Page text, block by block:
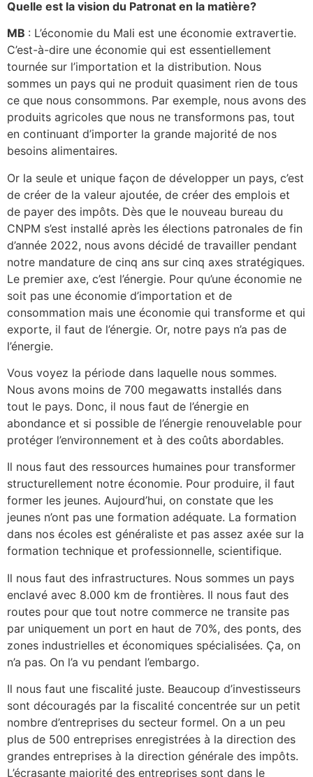
Quelle est la vision du Patronat en la matière?
MB : L’économie du Mali est une économie extravertie.
C’est-à-dire une économie qui est essentiellement
tournée sur l’importation et la distribution. Nous
sommes un pays qui ne produit quasiment rien de tous
ce que nous consommons. Par exemple, nous avons des
produits agricoles que nous ne transformons pas, tout
en continuant d’importer la grande majorité de nos
besoins alimentaires.
Or la seule et unique façon de développer un pays, c’est
de créer de la valeur ajoutée, de créer des emplois et
de payer des impôts. Dès que le nouveau bureau du
CNPM s’est installé après les élections patronales de fin
d’année 2022, nous avons décidé de travailler pendant
notre mandature de cinq ans sur cinq axes stratégiques.
Le premier axe, c’est l’énergie. Pour qu’une économie ne
soit pas une économie d’importation et de
consommation mais une économie qui transforme et qui
exporte, il faut de l’énergie. Or, notre pays n’a pas de
l’énergie.
Vous voyez la période dans laquelle nous sommes.
Nous avons moins de 700 megawatts installés dans
tout le pays. Donc, il nous faut de l’énergie en
abondance et si possible de l’énergie renouvelable pour
protéger l’environnement et à des coûts abordables.
Il nous faut des ressources humaines pour transformer
structurellement notre économie. Pour produire, il faut
former les jeunes. Aujourd’hui, on constate que les
jeunes n’ont pas une formation adéquate. La formation
dans nos écoles est généraliste et pas assez axée sur la
formation technique et professionnelle, scientifique.
Il nous faut des infrastructures. Nous sommes un pays
enclavé avec 8.000 km de frontières. Il nous faut des
routes pour que tout notre commerce ne transite pas
par uniquement un port en haut de 70%, des ponts, des
zones industrielles et économiques spécialisées. Ça, on
n’a pas. On l’a vu pendant l’embargo.
Il nous faut une fiscalité juste. Beaucoup d’investisseurs
sont découragés par la fiscalité concentrée sur un petit
nombre d’entreprises du secteur formel. On a un peu
plus de 500 entreprises enregistrées à la direction des
grandes entreprises à la direction générale des impôts.
L’écrasante majorité des entreprises sont dans le